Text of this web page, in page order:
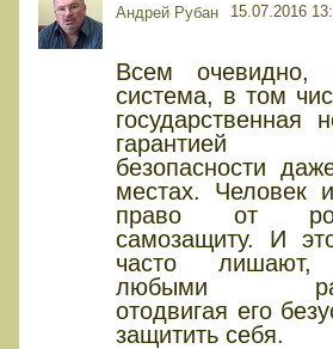
Андрей Рубан 15.07.2016
Всем
система, в том
государственная
гарантией
безопасности
местах. Человек
право от
самозащиту. И
часто лишают,
любыми
отодвигая его
защитить себя.